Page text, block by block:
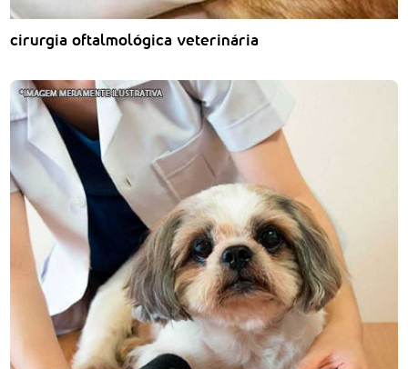
cirurgia oftalmológica veterinária